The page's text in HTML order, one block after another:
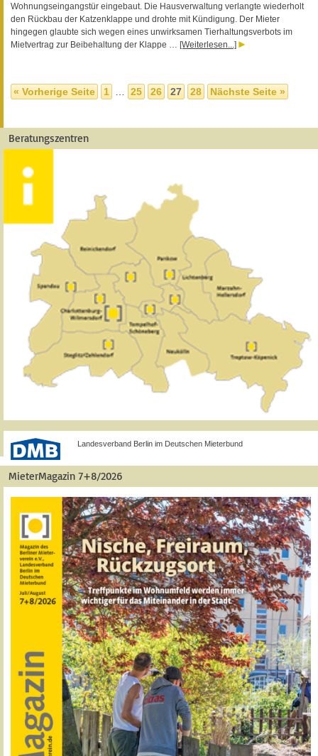
Wohnungseingangstür eingebaut. Die Hausverwaltung verlangte wiederholt
den Rückbau der Katzenklappe und drohte mit Kündigung. Der Mieter
hingegen glaubte sich wegen eines unwirksamen Tierhaltungsverbots im
Mietvertrag zur Beibehaltung der Klappe … [Weiterlesen...]
« Vorherige Seite 1 25 26 27 28 Nächste Seite »
Beratungszentren
Landesverband Berlin im Deutschen Mieterbund
MieterMagazin 7+8/2026